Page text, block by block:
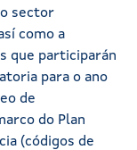
sector
como a
que participarán
para o ano
de
do Plan
(códigos de